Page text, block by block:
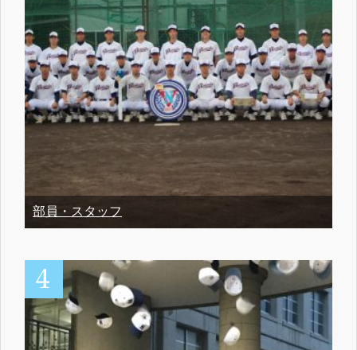
部員・スタッフ